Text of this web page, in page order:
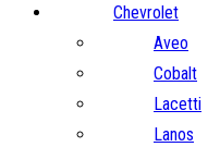
Chevrolet
Aveo
Cobalt
Lacetti
Lanos